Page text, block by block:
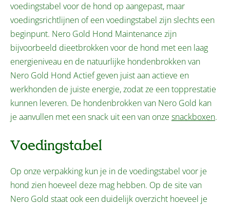
voedingstabel voor de hond op aangepast, maar
voedingsrichtlijnen of een voedingstabel zijn slechts een
beginpunt. Nero Gold Hond Maintenance zijn
bijvoorbeeld dieetbrokken voor de hond met een laag
energieniveau en de natuurlijke hondenbrokken van
Nero Gold Hond Actief geven juist aan actieve en
werkhonden de juiste energie, zodat ze een topprestatie
kunnen leveren. De hondenbrokken van Nero Gold kan
je aanvullen met een snack uit een van onze snackboxen.
Voedingstabel
Op onze verpakking kun je in de voedingstabel voor je
hond zien hoeveel deze mag hebben. Op de site van
Nero Gold staat ook een duidelijk overzicht hoeveel je